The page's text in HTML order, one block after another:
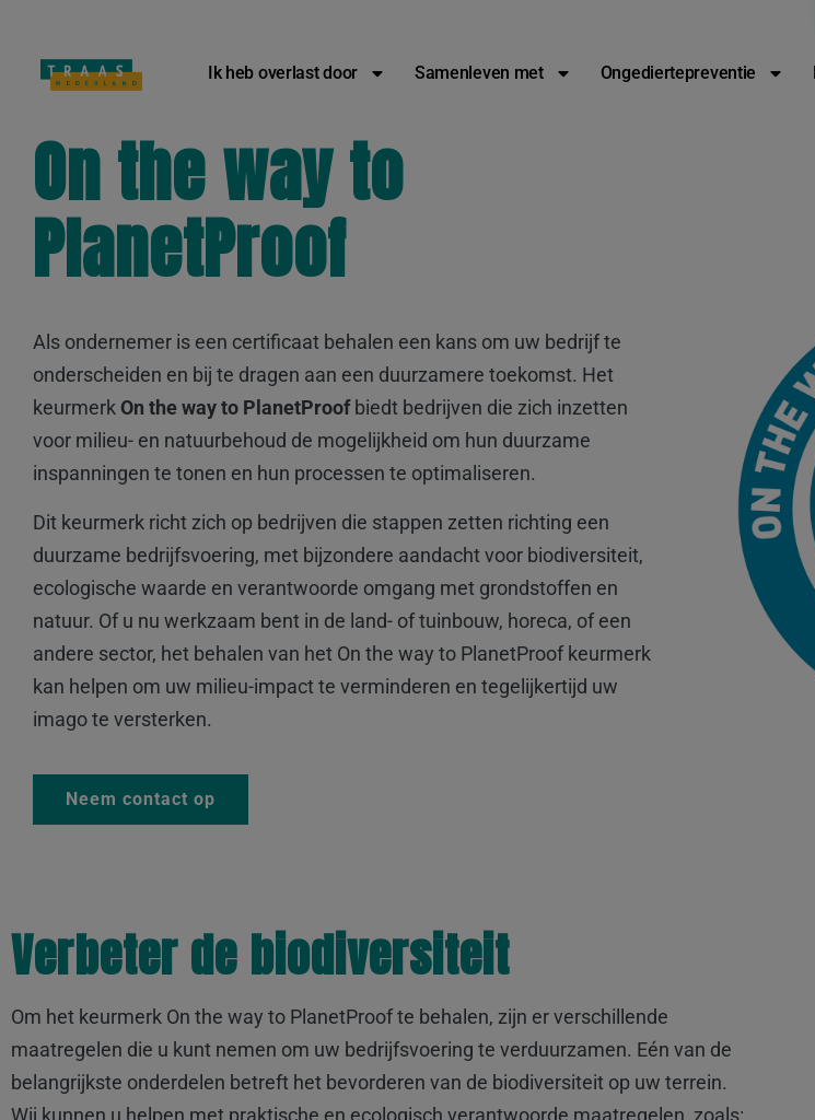
Ik heb overlast door Samenleven met Ongediertepreventie
On the way to
PlanetProof
Als ondernemer is een certificaat behalen een kans om uw bedrijf te
onderscheiden en bij te dragen aan een duurzamere toekomst. Het
keurmerkOn the way to PlanetProofbiedt bedrijven die zich inzetten
voor milieu- en natuurbehoud de mogelijkheid om hun duurzame
inspanningen te tonen en hun processen te optimaliseren.
Dit keurmerk richt zich op bedrijven die stappen zetten richting een
duurzame bedrijfsvoering, met bijzondere aandacht voor biodiversiteit,
ecologische waarde en verantwoorde omgang met grondstoffen en
natuur. Of u nu werkzaam bent in de land- of tuinbouw, horeca, of een
andere sector, het behalen van het On the way to PlanetProof keurmerk
kan helpen om uw milieu-impact te verminderen en tegelijkertijd uw
imago te versterken.
Neem contact op
Verbeter de biodiversiteit
Om het keurmerk On the way to PlanetProof te behalen, zijn er verschillende
maatregelen die u kunt nemen om uw bedrijfsvoering te verduurzamen. Eén van de
belangrijkste onderdelen betreft het bevorderen van de biodiversiteit op uw terrein.
Wij kunnen u helpen met praktische en ecologisch verantwoorde maatregelen, zoals: